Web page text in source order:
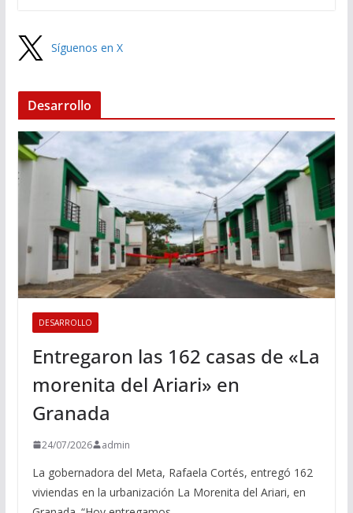
Síguenos en X
Desarrollo
DESARROLLO
Entregaron las 162 casas de «La
morenita del Ariari» en
Granada
24/07/2026 admin
La gobernadora del Meta, Rafaela Cortés, entregó 162
viviendas en la urbanización La Morenita del Ariari, en